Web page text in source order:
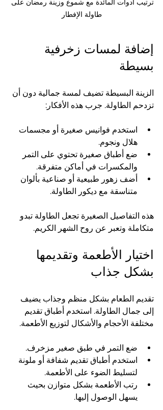
ترتيب أدوات المائدة مع شموع وزينة رمضان على
طاولة الإفطار
إضافة لمسات زخرفية
بسيطة
الزينة البسيطة تضيف لمسة جمالية دون أن
تزدحم الطاولة. جرب هذه الأفكار:
استخدم فوانيس صغيرة أو مجسمات
هلال ونجوم.
ضع أطباق صغيرة تحتوي على التمر
والمكسرات في أماكن متفرقة.
أضف زهور طبيعية أو صناعية بألوان
متناسقة مع ديكور الطاولة.
هذه التفاصيل الصغيرة تجعل الطاولة تبدو
متكاملة وتعبر عن روح الشهر الكريم.
اختيار الأطعمة وتقديمها
بشكل جذاب
تقديم الطعام بشكل منظم وجذاب يضيف
إلى جمال الطاولة. استخدم أطباق تقديم
مختلفة الأحجام والأشكال لتوزيع الأطعمة.
ضع التمر في طبق صغير مزخرف.
استخدم أطباق تقديم شفافة أو ملونة
لتسليط الضوء على الأطعمة.
رتب الأطعمة بشكل متوازن بحيث
يسهل الوصول إليها.